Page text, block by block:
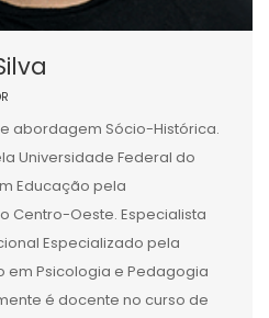
abordagem Sócio-Histórica.
Universidade Federal do
Educação pela
Centro-Oeste. Especialista
Especializado pela
em Psicologia e Pedagogia
é docente no curso de